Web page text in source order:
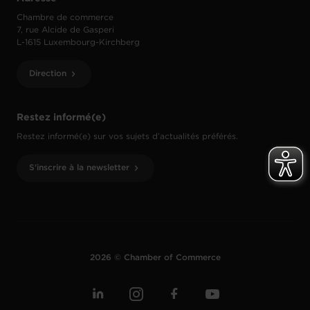
Restez informé(e)
Restez informé(e) sur vos sujets d’actualités préférés.
S'inscrire à la newsletter
Chambre de commerce
7, rue Alcide de Gasperi
L-1615 Luxembourg-Kirchberg
Direction
2026 © Chamber of Commerce